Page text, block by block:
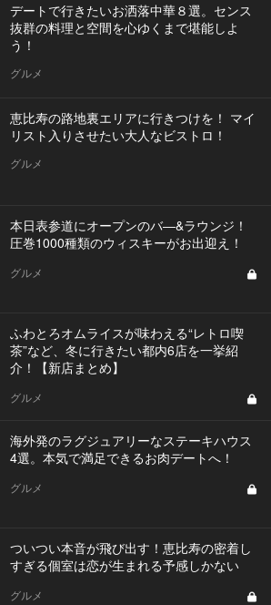
デートで行きたいお洒落中華８選。センス
抜群の料理と空間を心ゆくまで堪能しよ
う！
グルメ
恵比寿の路地裏エリアに行きつけを！ マイ
リスト入りさせたい大人なビストロ！
グルメ
本日表参道にオープンのバ―&ラウンジ！
圧巻1000種類のウィスキーがお出迎え！
グルメ
ふわとろオムライスが味わえる“レトロ喫
茶”など、冬に行きたい都内6店を一挙紹
介！【新店まとめ】
グルメ
海外発のラグジュアリーなステーキハウス
4選。本気で満足できるお肉デートへ！
グルメ
ついつい本音が飛び出す！恵比寿の密着し
すぎる個室は恋が生まれる予感しかない
グルメ